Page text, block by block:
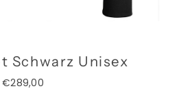
Schwarz Unisex
Regulärer
€289,00